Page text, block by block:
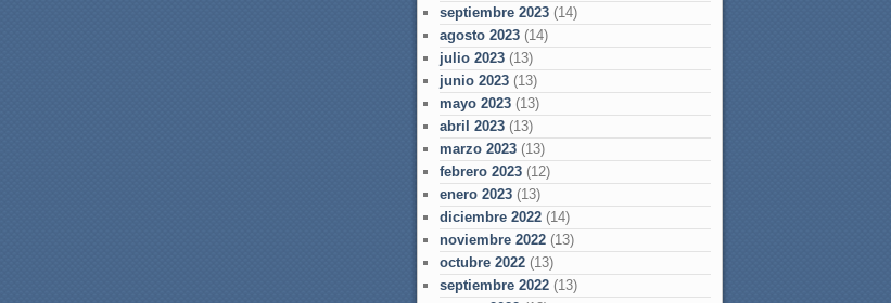
septiembre 2023 (14)
agosto 2023 (14)
julio 2023 (13)
junio 2023 (13)
mayo 2023 (13)
abril 2023 (13)
marzo 2023 (13)
febrero 2023 (12)
enero 2023 (13)
diciembre 2022 (14)
noviembre 2022 (13)
octubre 2022 (13)
septiembre 2022 (13)